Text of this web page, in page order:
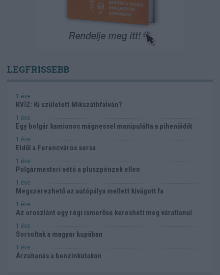
LEGFRISSEBB
1 éve
KVÍZ: Ki született Mikszáthfalván?
1 éve
Egy bolgár kamionos mágnessel manipulálta a pihenőidőt
1 éve
Eldől a Ferencváros sorsa
1 éve
Polgármesteri vétó a pluszpénzek ellen
1 éve
Megszerezhető az autópálya mellett kivágott fa
1 éve
Az oroszlánt egy régi ismerőse keresheti meg váratlanul
1 éve
Sorsoltak a magyar kupában
1 éve
Árzuhanás a benzinkutakon